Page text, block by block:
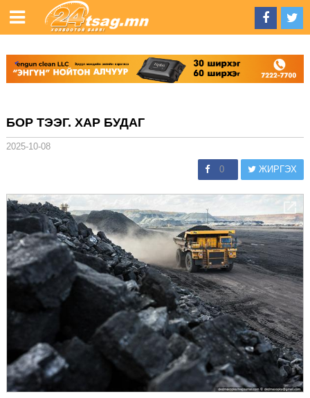
БОР ТЭЭГ. ХАР БУДАГ
2025-10-08
0 ЖИРГЭХ